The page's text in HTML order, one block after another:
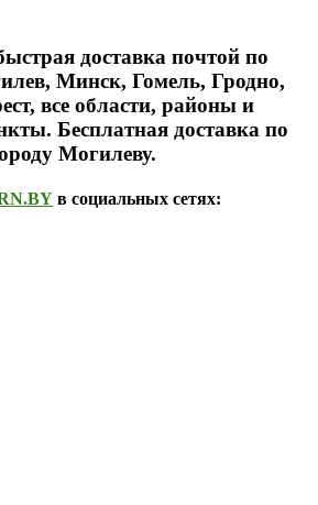
доставка почтой по
Минск, Гомель, Гродно,
все области, районы и
. Бесплатная доставка по
Могилеву.
в социальных сетях: